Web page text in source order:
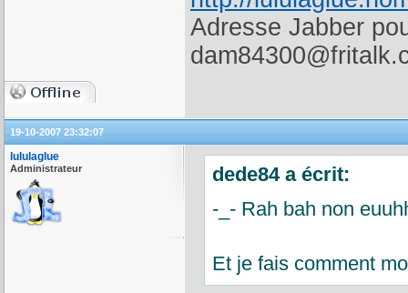
Adresse Jabber
19-10-2007 23:32:07
lululaglue
Administrateur
dede84 a écrit:
-_- Rah bah non
Et je fais comment